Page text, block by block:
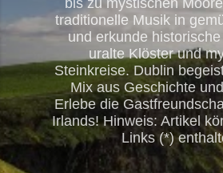
bis zu mystischen
traditionelle Musik in
und erkunde
uralte Klöster und
Steinkreise. Dublin
Mix aus Geschichte
Erlebe die
Irlands! Hinweis: Artikel
Links (*)